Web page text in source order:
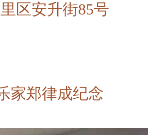
区安升街85号
家郑律成纪念